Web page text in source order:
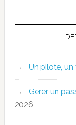
Un pilote, un
Gérer un
2026